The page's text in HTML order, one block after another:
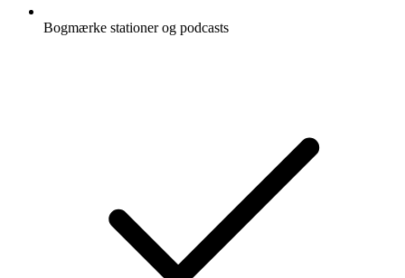
Bogmærke stationer og podcasts